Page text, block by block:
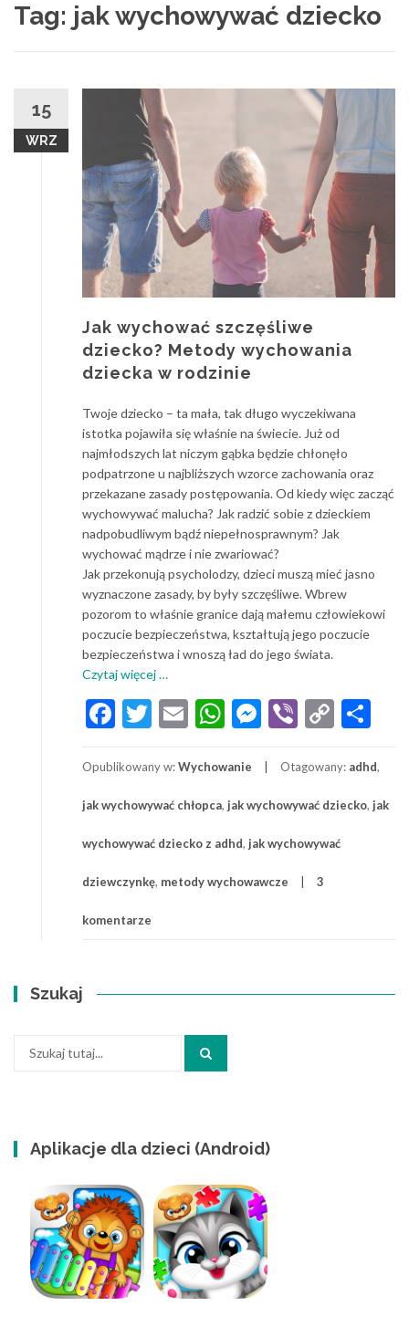
Tag: jak wychowywać dziecko
15
WRZ
Jak wychować szczęśliwe
dziecko? Metody wychowania
dziecka w rodzinie
Twoje dziecko – ta mała, tak długo wyczekiwana
istotka pojawiła się właśnie na świecie. Już od
najmłodszych lat niczym gąbka będzie chłonęło
podpatrzone u najbliższych wzorce zachowania oraz
przekazane zasady postępowania. Od kiedy więc zacząć
wychowywać malucha? Jak radzić sobie z dzieckiem
nadpobudliwym bądź niepełnosprawnym? Jak
wychować mądrze i nie zwariować?
Jak przekonują psycholodzy, dzieci muszą mieć jasno
wyznaczone zasady, by były szczęśliwe. Wbrew
pozorom to właśnie granice dają małemu człowiekowi
poczucie bezpieczeństwa, kształtują jego poczucie
bezpieczeństwa i wnoszą ład do jego świata.
Czytaj więcej
wychować
szczęśliwe
Metody
dziecka
…
Facebook
Twitter
EmailWhatsApp
Messenger
Viber
Copy
Opublikowany w:Wychowanie Otagowany: adhd,
jak wychowywać chłopca, jak wychowywać dziecko, jak
wychowywać dziecko z adhd, jak wychowywać
dziewczynkę, metody wychowawcze 3
komentarze
Szukaj
Aplikacje dla dzieci (Android)